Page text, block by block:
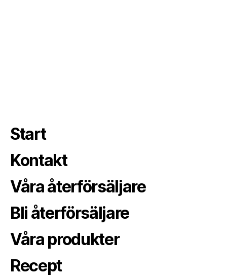
Start
Kontakt
Våra återförsäljare
Bli återförsäljare
Våra produkter
Recept